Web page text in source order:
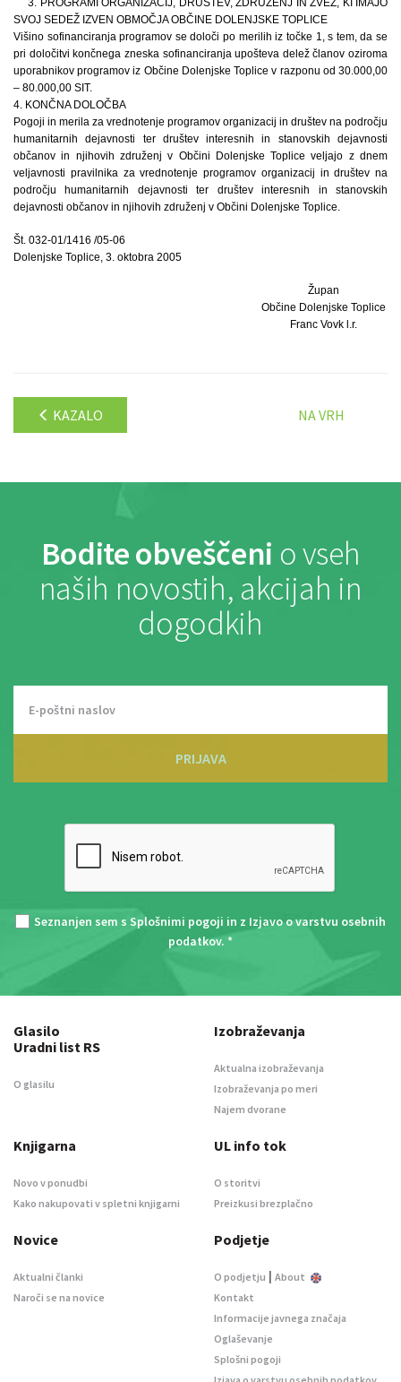
SVOJ SEDEŽ IZVEN OBMOČJA OBČINE DOLENJSKE TOPLICE
Višino sofinanciranja programov se določi po merilih iz točke 1, s tem, da se
pri določitvi končnega zneska sofinanciranja upošteva delež članov oziroma
uporabnikov programov iz Občine Dolenjske Toplice v razponu od 30.000,00
– 80.000,00 SIT.
4. KONČNA DOLOČBA
Pogoji in merila za vrednotenje programov organizacij in društev na področju
humanitarnih dejavnosti ter društev interesnih in stanovskih dejavnosti
občanov in njihovih združenj v Občini Dolenjske Toplice veljajo z dnem
veljavnosti pravilnika za vrednotenje programov organizacij in društev na
področju humanitarnih dejavnosti ter društev interesnih in stanovskih
dejavnosti občanov in njihovih združenj v Občini Dolenjske Toplice.
Št. 032-01/1416 /05-06
Dolenjske Toplice, 3. oktobra 2005
Župan
Občine Dolenjske Toplice
Franc Vovk l.r.
KAZALO NA VRH
Bodite obveščeni o vseh
naših novostih, akcijah in
dogodkih
PRIJAVA
Seznanjen sem s Splošnimi pogoji in z Izjavo o varstvu osebnih
podatkov. *
Glasilo
Uradni list RS
O glasilu
Izobraževanja
Aktualna izobraževanja
Izobraževanja po meri
Najem dvorane
Knjigarna
Novo v ponudbi
Kako nakupovati v spletni knjigarni
UL info tok
O storitvi
Preizkusi brezplačno
Novice
Aktualni članki
Naroči se na novice
Podjetje
O podjetju | About
Kontakt
Informacije javnega značaja
Oglaševanje
Splošni pogoji